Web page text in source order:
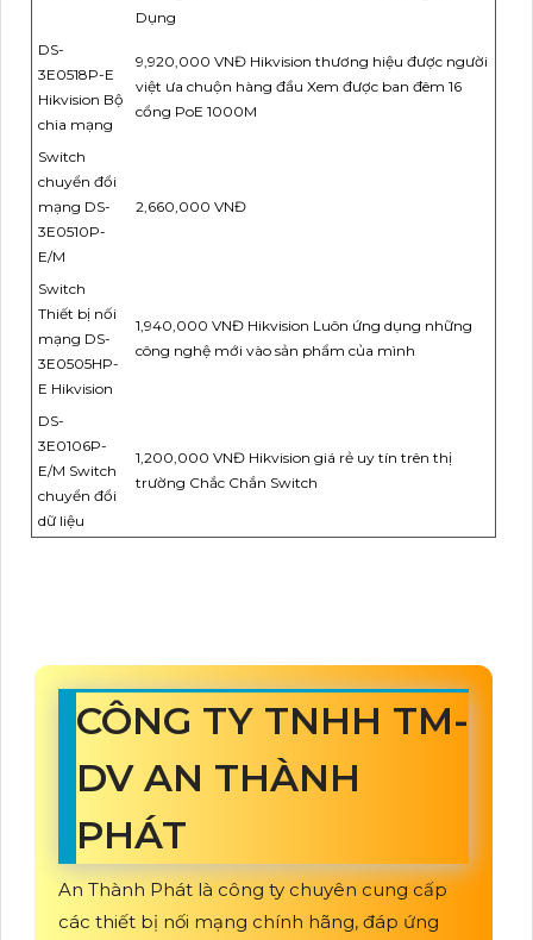
Dụng
DS-
3E0518P-E
Hikvision Bộ
chia mạng
9,920,000 VNĐ Hikvision thương hiệu được người
việt ưa chuộn hàng đầu Xem được ban đêm 16
cổng PoE 1000M
Switch
chuyển đổi
mạng DS-
3E0510P-
E/M
2,660,000 VNĐ
Switch
Thiết bị nối
mạng DS-
3E0505HP-
E Hikvision
1,940,000 VNĐ Hikvision Luôn ứng dụng những
công nghệ mới vào sản phẩm của mình
DS-
3E0106P-
E/M Switch
chuyển đổi
dữ liệu
1,200,000 VNĐ Hikvision giá rẻ uy tín trên thị
trường Chắc Chắn Switch
CÔNG TY TNHH TM-
DV AN THÀNH
PHÁT
An Thành Phát là công ty chuyên cung cấp
các thiết bị nối mạng chính hãng, đáp ứng